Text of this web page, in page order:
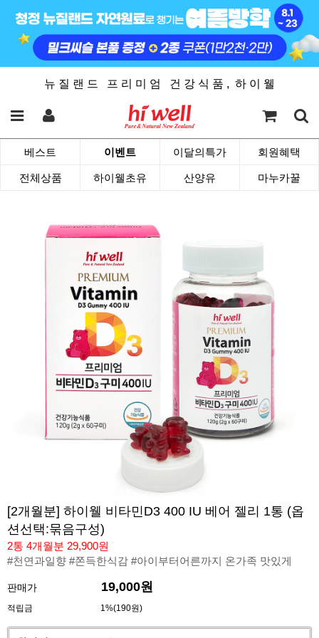
뉴 질 랜 드 프 리 미 엄 건 강 식 품 , 하 이 웰
베스트 이벤트 이달의특가 회원혜택
전체상품 하이웰초유 산양유 마누카꿀
[2개월분] 하이웰 비타민D3 400 IU 베어 젤리 1통 (옵
션선택:묶음구성)
2통 4개월분 29,900원
#천연과일향 #쫀득한식감 #아이부터어른까지 온가족 맛있게
판매가 19,000원
적립금 1%(190원)